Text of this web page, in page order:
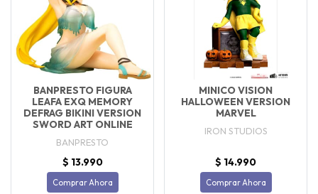
BANPRESTO FIGURA
LEAFA EXQ MEMORY
DEFRAG BIKINI VERSION
SWORD ART ONLINE
BANPRESTO
$ 13.990
Comprar Ahora
MINICO VISION
HALLOWEEN VERSION
MARVEL
IRON STUDIOS
$ 14.990
Comprar Ahora